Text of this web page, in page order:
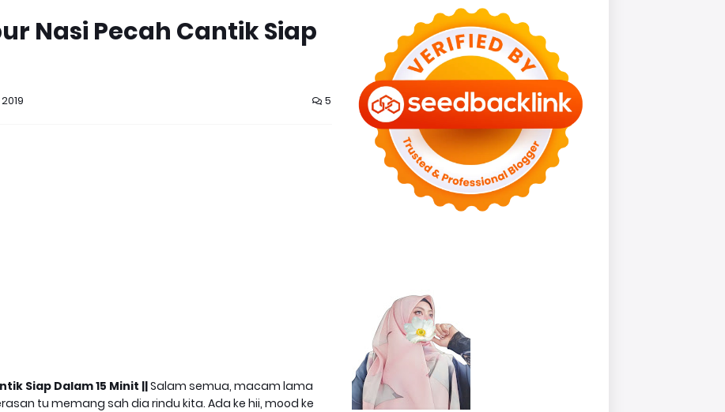
Nasi Pecah Cantik Siap
5
Siap Dalam 15 Minit ||Salam semua, macam lama
tu memang sah dia rindu kita. Ada ke hii, mood ke